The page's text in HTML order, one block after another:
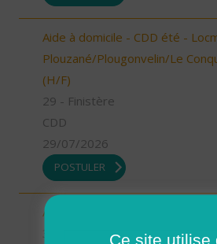
Aide à domicile - CDD été -
Plouzané/Plougonvelin/Le
(H/F)
29 - Finistère
CDD
29/07/2026
POSTULER
Auxiliaire de vie MAGALAS (H/F)
Ce site utilise